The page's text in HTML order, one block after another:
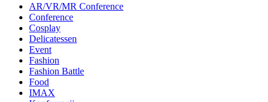
AR/VR/MR Conference
Conference
Cosplay
Delicatessen
Event
Fashion
Fashion Battle
Food
IMAX